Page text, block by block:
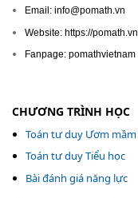
Email: info@pomath.vn
Website: https://pomath.vn
Fanpage: pomathvietnam
CHƯƠNG TRÌNH HỌC
Toán tư duy Ươm mầm
Toán tư duy Tiểu học
Bài đánh giá năng lực